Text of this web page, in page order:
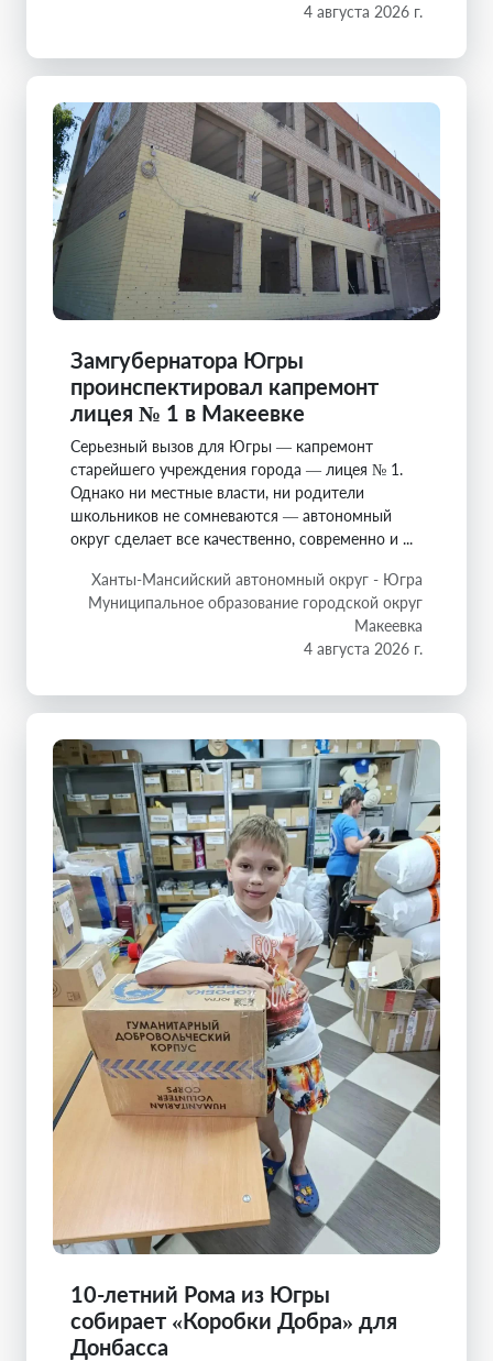
4 августа 2026 г.
Замгубернатора Югры
проинспектировал капремонт
лицея № 1 в Макеевке
Серьезный вызов для Югры — капремонт
старейшего учреждения города — лицея № 1.
Однако ни местные власти, ни родители
школьников не сомневаются — автономный
округ сделает все качественно, современно и ...
Ханты-Мансийский автономный округ - Югра
Муниципальное образование городской округ
Макеевка
4 августа 2026 г.
10-летний Рома из Югры
собирает «Коробки Добра» для
Донбасса